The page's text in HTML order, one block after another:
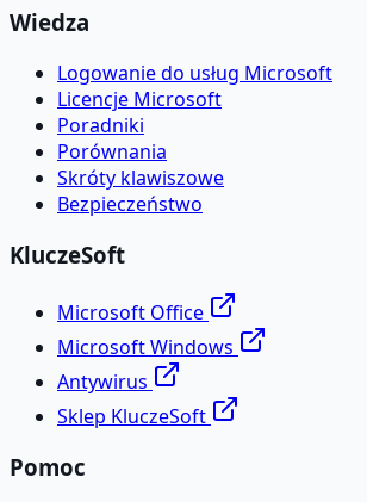
Wiedza
Logowanie do usług Microsoft
Licencje Microsoft
Poradniki
Porównania
Skróty klawiszowe
Bezpieczeństwo
KluczeSoft
Microsoft Office
Microsoft Windows
Antywirus
Sklep KluczeSoft
Pomoc